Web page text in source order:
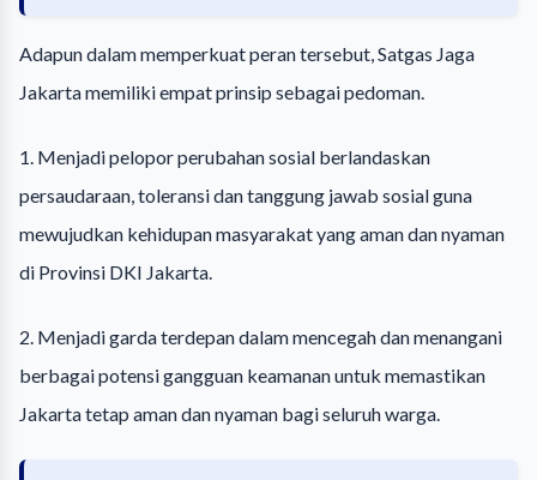
Adapun dalam memperkuat peran tersebut, Satgas Jaga
Jakarta memiliki empat prinsip sebagai pedoman.
1. Menjadi pelopor perubahan sosial berlandaskan
persaudaraan, toleransi dan tanggung jawab sosial guna
mewujudkan kehidupan masyarakat yang aman dan nyaman
di Provinsi DKI Jakarta.
2. Menjadi garda terdepan dalam mencegah dan menangani
berbagai potensi gangguan keamanan untuk memastikan
Jakarta tetap aman dan nyaman bagi seluruh warga.